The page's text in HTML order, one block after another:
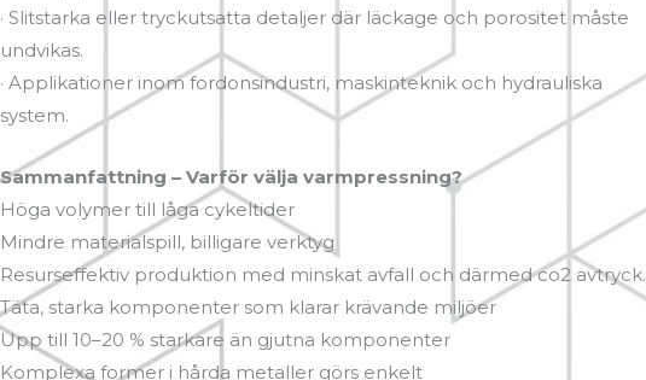
· Slitstarka eller tryckutsatta detaljer där läckage och porositet måste
undvikas.
· Applikationer inom fordonsindustri, maskinteknik och hydrauliska
system.
Sammanfattning – Varför välja varmpressning?
Höga volymer till låga cykeltider
Mindre materialspill, billigare verktyg
Resurseffektiv produktion med minskat avfall och därmed co2 avtryck.
Täta, starka komponenter som klarar krävande miljöer
Upp till 10–20 % starkare än gjutna komponenter
Komplexa former i hårda metaller görs enkelt